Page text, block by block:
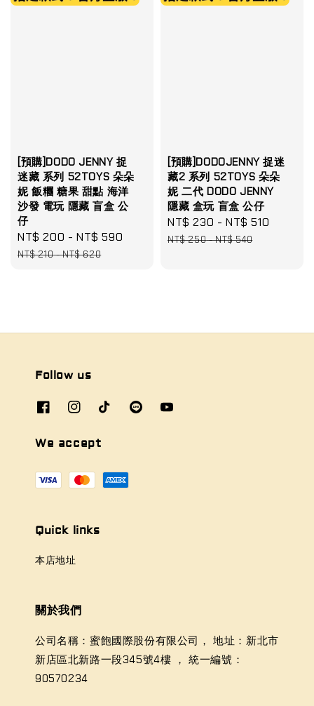
[預購]DODO JENNY 捉
迷藏 系列 52TOYS 朵朵
妮 飯糰 糖果 甜點 海洋
沙發 電玩 隱藏 盲盒 公
仔
Sale
price
NT$ 200 -NT$ 590
Regular
NT$ 210-NT$ 620
[預購]DODOJENNY 捉迷
藏2 系列 52TOYS 朵朵
妮 二代 DODO JENNY
隱藏 盒玩 盲盒 公仔
Sale
price
NT$ 230 -NT$ 510
NT$ 250-NT$ 540
Follow us
We accept
Quick links
本店地址
關於我們
公司名稱：蜜飽國際股份有限公司， 地址：新北市
新店區北新路一段345號4樓 ， 統一編號：
90570234